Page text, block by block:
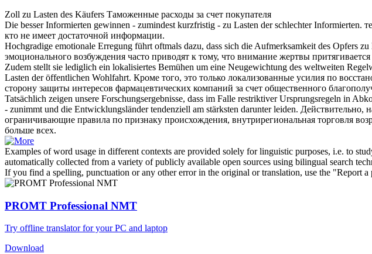
Zoll zu Lasten des Käufers Таможенные расходы за счет покупателя
Die besser Informierten gewinnen - zumindest kurzfristig - zu Lasten der schlechter Informierten.
кто не имеет достаточной информации.
Hochgradige emotionale Erregung führt oftmals dazu, dass sich die Aufmerksamkeit des Opfers zu
эмоционального возбуждения часто приводят к тому, что внимание жертвы
Zudem stellt sie lediglich ein lokalisiertes Bemühen um eine Neugewichtung des weltweiten
Lasten der öffentlichen Wohlfahrt. Кроме того, это только локализованные усилия по
сторону защиты интересов фармацевтических компаний за счет общественного
Tatsächlich zeigen unsere Forschungsergebnisse, dass im Falle restriktiver Ursprungsregeln in
- zunimmt und die Entwicklungsländer tendenziell am stärksten darunter leiden. Действительно,
ограничивающие правила по признаку происхождения, внутрирегиональная торговля
больше всех.
Examples of word usage in different contexts are provided solely for linguistic purposes, i.e. to
automatically collected from a variety of publicly available open sources using bilingual search
If you find a spelling, punctuation or any other error in the original or translation, use the "Report
PROMT Professional NMT
Try offline translator for your PC and laptop
Download